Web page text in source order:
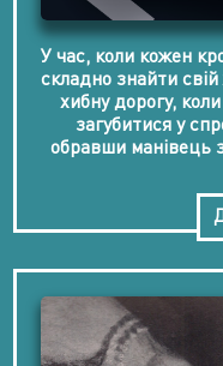
У час, коли кожен
складно знайти
хибну дорогу,
загубитися у
обравши манівець